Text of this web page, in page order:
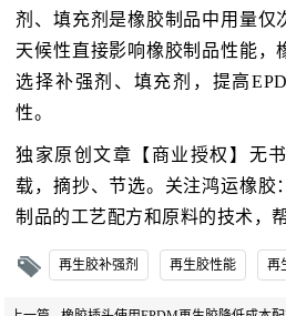
剂、填充剂是橡胶制品中用量仅
天候性直接影响橡胶制品性能，
选择补强剂、填充剂，提高
性。
独家原创文章【商业授权】无
载，摘抄、节选。关注鸿运橡胶
制品的工艺配方和原料的技术，
再生胶补强剂 再生胶性能 再